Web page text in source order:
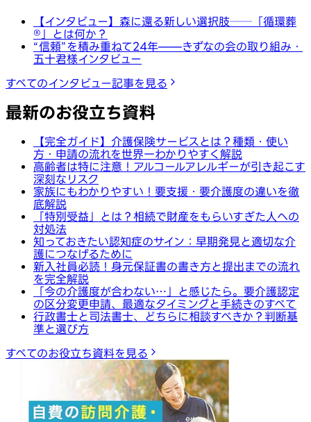
【インタビュー】森に還る新しい選択肢──「循環葬
®︎」とは何か？
“信頼”を積み重ねて24年——きずなの会の取り組み・
五十君様インタビュー
すべてのインタビュー記事を見る
最新のお役立ち資料
【完全ガイド】介護保険サービスとは？種類・使い
方・申請の流れを世界一わかりやすく解説
高齢者は特に注意！アルコールアレルギーが引き起こす
深刻なリスク
家族にもわかりやすい！要支援・要介護度の違いを徹
底解説
「特別受益」とは？相続で財産をもらいすぎた人への
対処法
知っておきたい認知症のサイン：早期発見と適切な介
護につなげるために
新入社員必読！身元保証書の書き方と提出までの流れ
を完全解説
「今の介護度が合わない…」と感じたら。要介護認定
の区分変更申請、最適なタイミングと手続きのすべて
行政書士と司法書士、どちらに相談すべきか？判断基
準と選び方
すべてのお役立ち資料を見る